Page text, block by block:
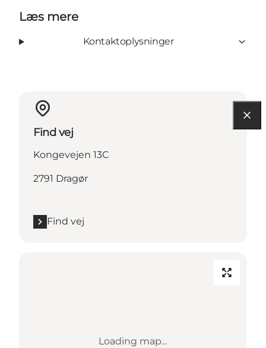
Læs mere
Kontaktoplysninger
Find vej
Kongevejen 13C
2791 Dragør
Find vej
Loading map...